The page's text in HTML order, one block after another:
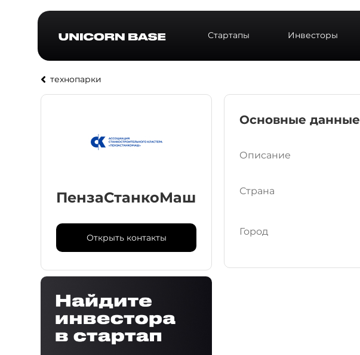
Стартапы Инвесторы
технопарки
ПензаСтанкоМаш
Открыть контакты
Основные данные
Описание
Страна
Город